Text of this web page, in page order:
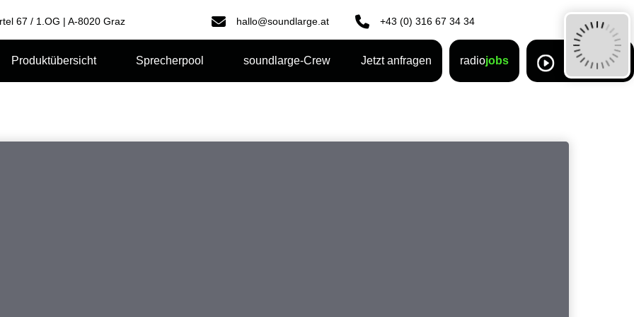
67 / 1.OG | A-8020 Graz hallo@soundlarge.at +43 (0) 316 67 34 34
Produktübersicht Sprecherpool soundlarge-Crew Jetzt anfragen radiojobs